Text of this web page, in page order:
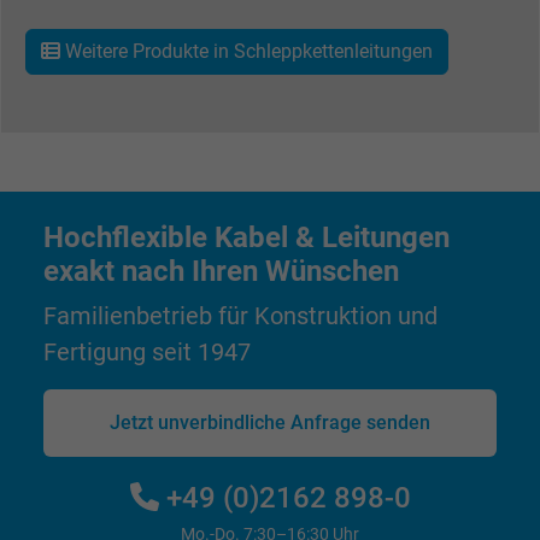
Anbieter Facebook Ireland Ltd.
Name m_pixel_ration, Facebook Pixel
Anbieter Facebook Ireland Ltd.
Laufzeit 1 Jahr
Cookie von Facebook für Website-Analyse,
Anzeigenausrichtung und
pl, Facebook Pixel
Weitere Produkte in Schleppkettenleitungen
Hochflexible Kabel & Leitungen
exakt nach Ihren Wünschen
Familienbetrieb für Konstruktion und
Fertigung seit 1947
Jetzt unverbindliche Anfrage senden
+49 (0)2162 898-0
Mo.-Do. 7:30–16:30 Uhr